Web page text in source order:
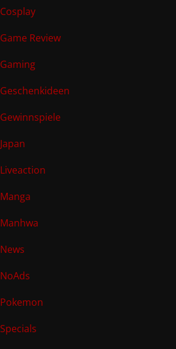
Cosplay
Game Review
Gaming
Geschenkideen
Gewinnspiele
Japan
Liveaction
Manga
Manhwa
News
NoAds
Pokemon
Specials